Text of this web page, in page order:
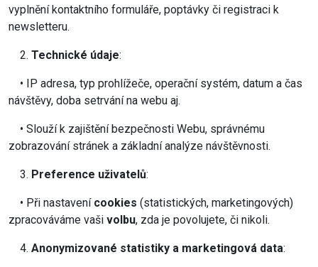
vyplnění kontaktního formuláře, poptávky či registraci k
newsletteru.
2. Technické údaje:
• IP adresa, typ prohlížeče, operační systém, datum a čas
návštěvy, doba setrvání na webu aj.
• Slouží k zajištění bezpečnosti Webu, správnému
zobrazování stránek a základní analýze návštěvnosti.
3. Preference uživatelů:
• Při nastavení cookies (statistických, marketingových)
zpracováváme vaši volbu, zda je povolujete, či nikoli.
4. Anonymizované statistiky a marketingová data: